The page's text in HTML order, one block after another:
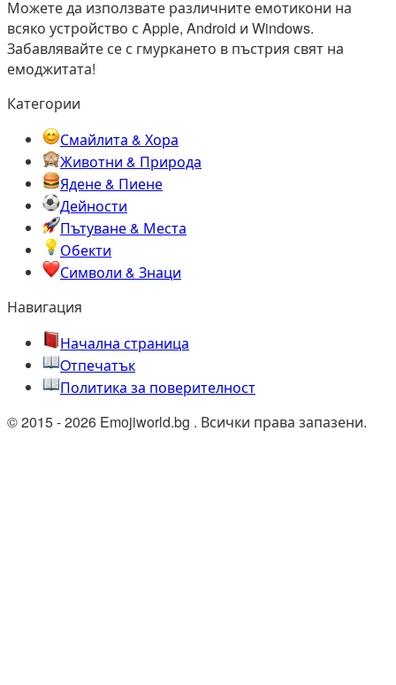
Можете да използвате различните емотикони на
всяко устройство с Apple, Android и Windows.
Забавлявайте се с гмуркането в пъстрия свят на
емоджитата!
Категории
Смайлита & Хора
Животни & Природа
Ядене & Пиене
Дейности
Пътуване & Места
Обекти
Символи & Знаци
Навигация
Начална страница
Oтпечатък
Политика за поверителност
© 2015 - 2026 Emojiworld.bg . Всички права запазени.